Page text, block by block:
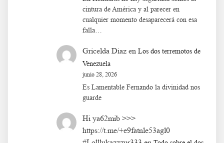
cintura de América y al parecer en
cualquier momento desaparecerá con esa
falla…
Gricelda Diaz en Los dos terremotos de
Venezuela
junio 28, 2026
Es Lamentable Fernando la divinidad nos
guarde
Hi ya62mib >>>
https://t.me/+e9fatnle53agl0